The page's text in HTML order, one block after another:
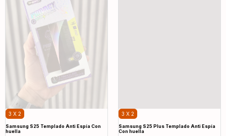
3 X 2
Samsung S25 Templado Anti Espía Con
huella
3 X 2
Samsung S25 Plus Templado Anti Espía
Con huella